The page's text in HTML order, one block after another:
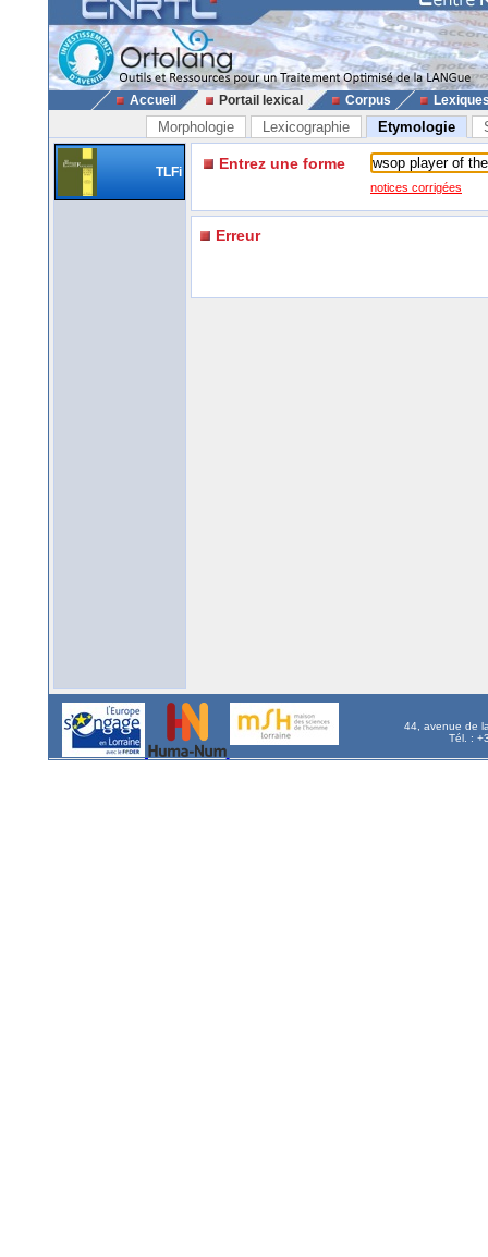
Accueil Portail lexical Corpus
Morphologie Lexicographie Etymologie
TLFi Entrez une forme
notices corrigées
Erreur
44, avenue de
Tél. :